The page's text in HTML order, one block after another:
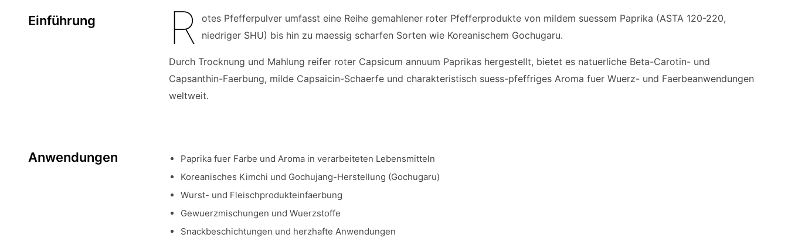
Einführung R
otes Pfefferpulver umfasst eine Reihe gemahlener roter Pfefferprodukte von mildem suessem Paprika (ASTA 120-220,
niedriger SHU) bis hin zu maessig scharfen Sorten wie Koreanischem Gochugaru.
Durch Trocknung und Mahlung reifer roter Capsicum annuum Paprikas hergestellt, bietet es natuerliche Beta-Carotin- und
Capsanthin-Faerbung, milde Capsaicin-Schaerfe und charakteristisch suess-pfeffriges Aroma fuer Wuerz- und Faerbeanwendungen
weltweit.
Anwendungen
Paprika fuer Farbe und Aroma in verarbeiteten Lebensmitteln
Koreanisches Kimchi und Gochujang-Herstellung (Gochugaru)
Wurst- und Fleischprodukteinfaerbung
Gewuerzmischungen und Wuerzstoffe
Snackbeschichtungen und herzhafte Anwendungen